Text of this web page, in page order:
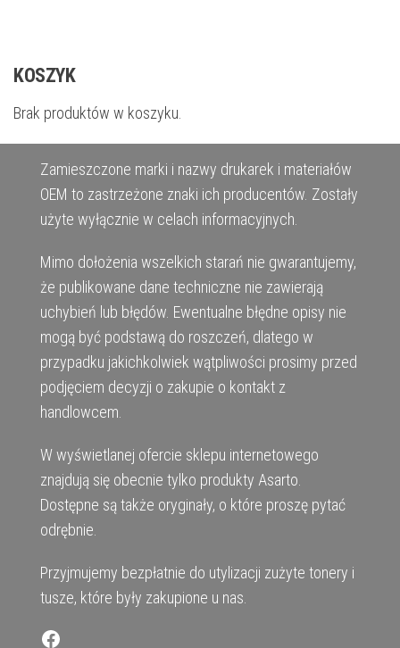
KOSZYK
Brak produktów w koszyku.
Zamieszczone marki i nazwy drukarek i materiałów
OEM to zastrzeżone znaki ich producentów. Zostały
użyte wyłącznie w celach informacyjnych.
Mimo dołożenia wszelkich starań nie gwarantujemy,
że publikowane dane techniczne nie zawierają
uchybień lub błędów. Ewentualne błędne opisy nie
mogą być podstawą do roszczeń, dlatego w
przypadku jakichkolwiek wątpliwości prosimy przed
podjęciem decyzji o zakupie o kontakt z
handlowcem.
W wyświetlanej ofercie sklepu internetowego
znajdują się obecnie tylko produkty Asarto.
Dostępne są także oryginały, o które proszę pytać
odrębnie.
Przyjmujemy bezpłatnie do utylizacji zużyte tonery i
tusze, które były zakupione u nas.
Facebook